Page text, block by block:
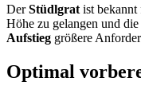
DerStüdlgrat ist
Höhe zu gelangen und
Aufstieg größere
Optimal